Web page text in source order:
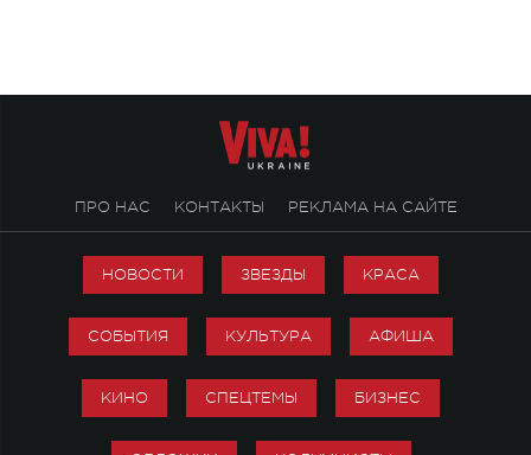
ПРО НАС КОНТАКТЫ РЕКЛАМА НА САЙТЕ
НОВОСТИ ЗВЕЗДЫ КРАСА
СОБЫТИЯ КУЛЬТУРА АФИША
КИНО СПЕЦТЕМЫ БИЗНЕС